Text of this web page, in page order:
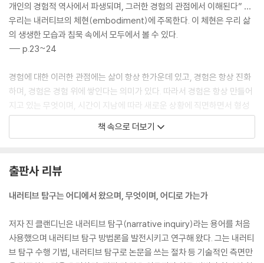
개인의 경험적 역사에서 파생되며, 그러한 경험의 관점에서 이해된다” …
우리는 내러티브의 체현(embodiment)에 주목한다. 이 체현은 우리 삶
의 생생한 모습과 침묵 속에서 모두에서 볼 수 있다.
--- p.23~24
경험에 대한 이러한 관점에는 삶이 항상 한가운데 있고, 경험은 항상 진화
하며, 경험은 경험 위에 쌓인다는 의미가 있다. 따라서 경험은 항상 만들어
지고 있는 무엇이며, 시간이 지남에 따라 새로운 상황에 직면하면서 형성
되고 재형성되는 것이다. 경험은 고정된 것도 아니고 확실한 것도 아니다.
은, 동료 교사들의 삶과는 다른 제도적 시간성에 의해 형성되었다. 교사들
의 경험은 유치원부터 12학년까지의 시간 주기와 연간 학년별 시간 주기에
따른 샌드라의 진전을 평가하고 성적표를 작성할 필요성에 의해 형성된 것
이지, 단축된 삶의 한가운데 있는 샌드라의 경험에 의해 형성된 것이 아니
다.
--- p.128
책 속으로 더보기
출판사 리뷰
내러티브 탐구는 어디에서 왔으며, 무엇이며, 어디로 가는가
저자 진 클랜디닌은 내러티브 탐구(narrative inquiry)라는 용어를 처음
사용했으며 내러티브 탐구 방법론을 발전시키고 연구해 왔다. 그는 내러티
브 탐구 수행 기법, 내러티브 탐구로 논문을 쓰는 절차 등 기술적인 측면만